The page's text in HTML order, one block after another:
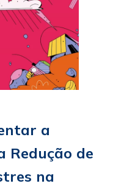
a
Redução de
na